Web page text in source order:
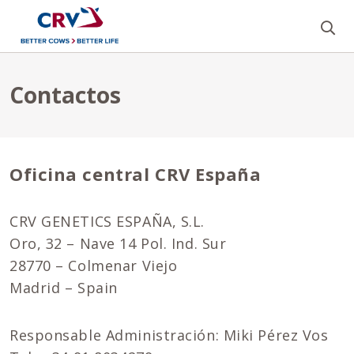
Contactos
Oficina central CRV España
CRV GENETICS ESPAÑA, S.L.
Oro, 32 – Nave 14 Pol. Ind. Sur
28770 – Colmenar Viejo
Madrid – Spain
Responsable Administración: Miki Pérez Vos